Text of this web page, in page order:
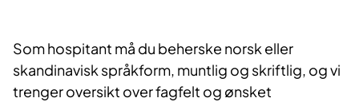
Som hospitant må du beherske norsk eller
skandinavisk språkform, muntlig og skriftlig, og vi
trenger oversikt over fagfelt og ønsket